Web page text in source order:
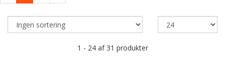
1 - 24 af 31 produkter